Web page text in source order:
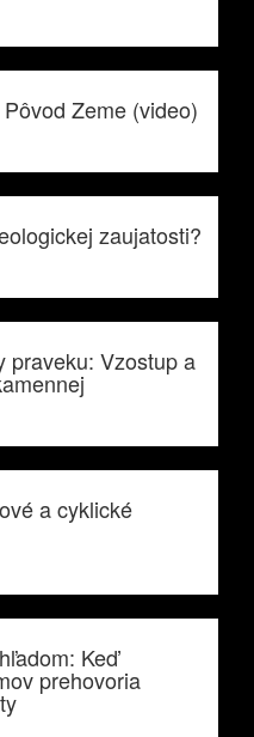
Zeme (video)
zaujatosti?
praveku: Vzostup a
a cyklické
Keď
prehovoria